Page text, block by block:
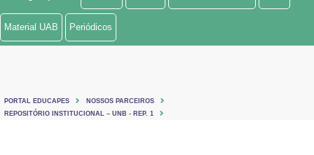
Ministério de Minas e Energia
Ministério do Turismo
Material UAB Periódicos
PORTAL EDUCAPES
NOSSOS PARCEIROS
REPOSITÓRIO INSTITUCIONAL – UNB - REP. 1